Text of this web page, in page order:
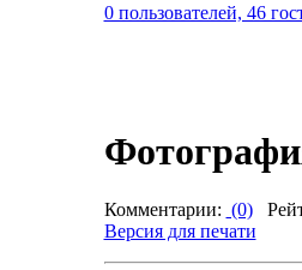
0 пользователей, 46
Комментарии: (0)
Версия для печати